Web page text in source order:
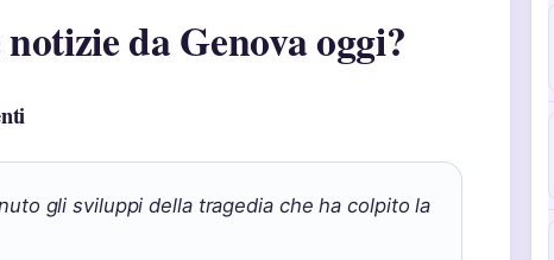
da Genova oggi?
gli sviluppi della tragedia che ha colpito la